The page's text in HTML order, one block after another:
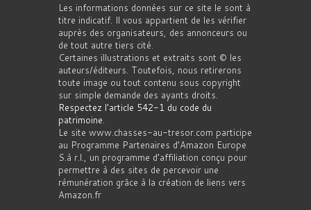
Les informations données sur ce site le sont à
titre indicatif. Il vous appartient de les vérifier
auprès des organisateurs, des annonceurs ou
de tout autre tiers cité.
Certaines illustrations et extraits sont © les
auteurs/éditeurs. Toutefois, nous retirerons
toute image ou tout contenu sous copyright
sur simple demande des ayants droits.
Respectez l'article 542-1 du code du
patrimoine.
Le site www.chasses-au-tresor.com participe
au Programme Partenaires d’Amazon Europe
S.à r.l., un programme d’affiliation conçu pour
permettre à des sites de percevoir une
rémunération grâce à la création de liens vers
Amazon.fr